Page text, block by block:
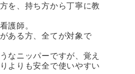
を、持ち方から丁寧に教
護師。
ある方、全てが対象で
なニッパーですが、覚え
よりも安全で使いやすい